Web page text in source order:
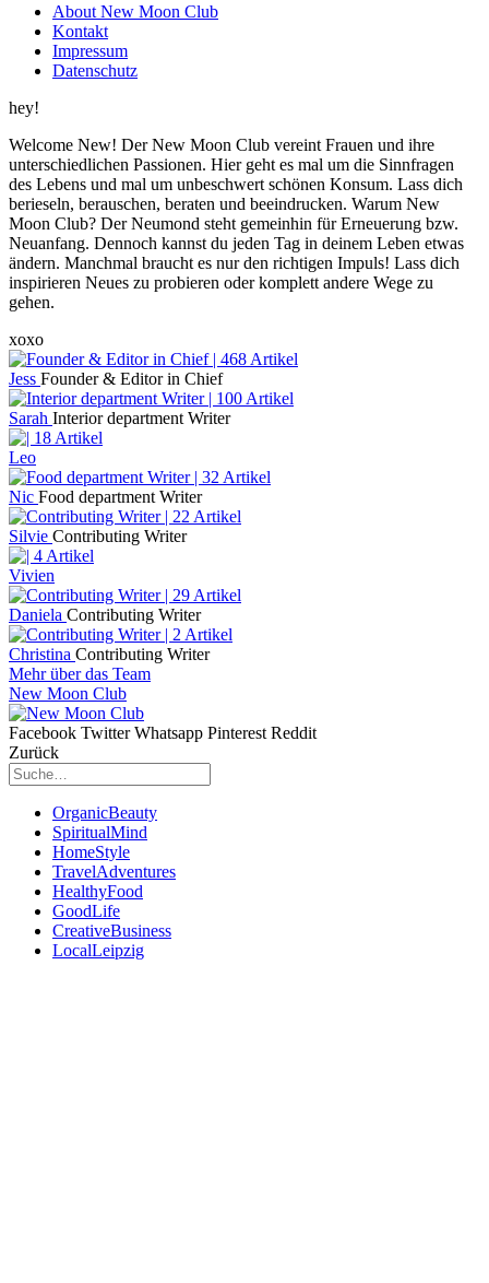
About New Moon Club
Kontakt
Impressum
Datenschutz
hey!
Welcome New! Der New Moon Club vereint Frauen und ihre
unterschiedlichen Passionen. Hier geht es mal um die Sinnfragen
des Lebens und mal um unbeschwert schönen Konsum. Lass dich
berieseln, berauschen, beraten und beeindrucken. Warum New
Moon Club? Der Neumond steht gemeinhin für Erneuerung bzw.
Neuanfang. Dennoch kannst du jeden Tag in deinem Leben etwas
ändern. Manchmal braucht es nur den richtigen Impuls! Lass dich
inspirieren Neues zu probieren oder komplett andere Wege zu
gehen.
xoxo
Jess Founder & Editor in Chief
Sarah Interior department Writer
Leo
Nic Food department Writer
Silvie Contributing Writer
Vivien
Daniela Contributing Writer
Christina Contributing Writer
Mehr über das Team
New Moon Club
Facebook Twitter Whatsapp Pinterest Reddit
Zurück
OrganicBeauty
SpiritualMind
HomeStyle
TravelAdventures
HealthyFood
GoodLife
CreativeBusiness
LocalLeipzig